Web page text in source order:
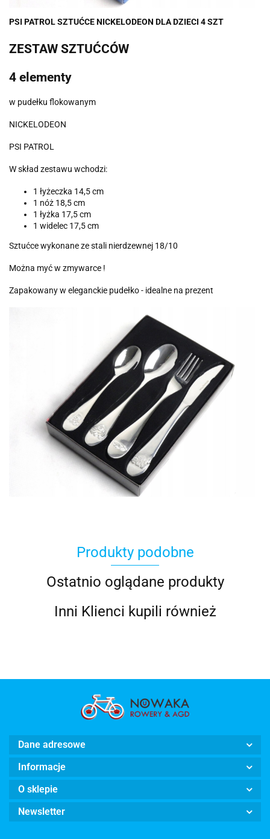
PSI PATROL SZTUĆCE NICKELODEON DLA DZIECI 4 SZT
ZESTAW SZTUĆCÓW
4 elementy
w pudełku flokowanym
NICKELODEON
PSI PATROL
W skład zestawu wchodzi:
1 łyżeczka 14,5 cm
1 nóż 18,5 cm
1 łyżka 17,5 cm
1 widelec 17,5 cm
Sztućce wykonane ze stali nierdzewnej 18/10
Można myć w zmywarce !
Zapakowany w eleganckie pudełko - idealne na prezent
Produkty podobne
Ostatnio oglądane produkty
Inni Klienci kupili również
Dane adresowe
Informacje
O sklepie
Newsletter